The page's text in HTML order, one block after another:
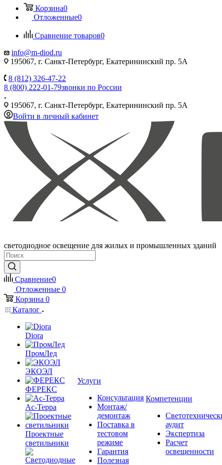
Корзина0
Отложенные0
Сравнение товаров0
info@m-diod.ru
195067, г. Санкт-Петербург, Екатерининский пр. 5А
8 (812) 326-47-22
8 (800) 222-01-79звонки по России
195067, г. Санкт-Петербург, Екатерининский пр. 5А
Войти в личный кабинет
светодиодное освещение для жилых и промышленных зданий
Сравнение0
Отложенные 0
Корзина 0
Каталог
Diora
ПромЛед
ЭКОЭЛ
ФЕРЕКС
Ас-Терра
Проектные
светильники
Услуги
Консультация
Монтаж/
демонтаж
Поставка в
тестовом
режиме
Гарантия
Полезная
Компетенции
аудит
Экспертиза
Расчет
освещенности